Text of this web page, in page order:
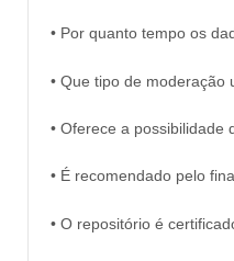
• Por quanto tempo os
• Que tipo de moderação
• Oferece a possibilidade
• É recomendado pelo
• O repositório é